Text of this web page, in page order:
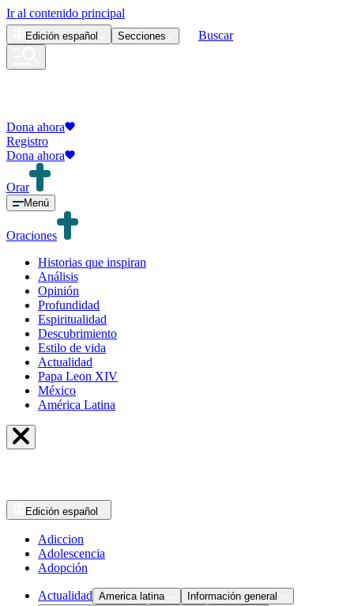
Ir al contenido principal
Edición español Secciones Buscar
Dona ahora
Registro
Dona ahora
Orar
Menú
Oraciones
Historias que inspiran
Análisis
Opinión
Profundidad
Espiritualidad
Descubrimiento
Estilo de vida
Actualidad
Papa Leon XIV
México
América Latina
Edición español
Adiccion
Adolescencia
Adopción
Actualidad America latina
Información general